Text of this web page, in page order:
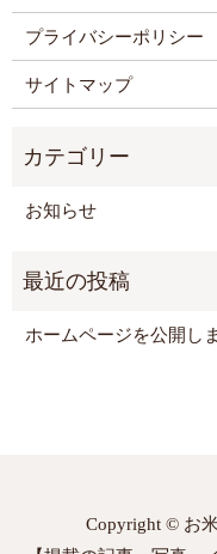
プライバシーポリシー
サイトマップ
お知らせ
ホームページを公開し
Copyright © お